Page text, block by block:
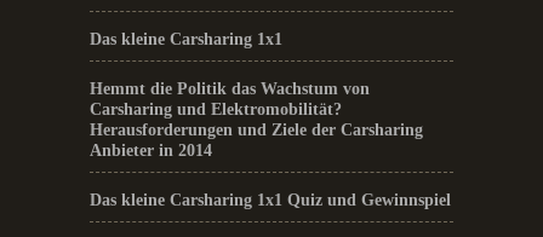
Das kleine Carsharing 1x1
Hemmt die Politik das Wachstum von
Carsharing und Elektromobilität?
Herausforderungen und Ziele der Carsharing
Anbieter in 2014
Das kleine Carsharing 1x1 Quiz und Gewinnspiel